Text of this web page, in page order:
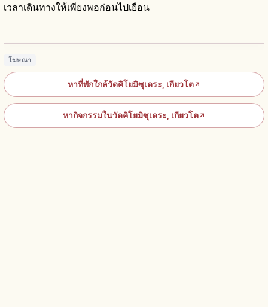
เวลาเดินทางให้เพียงพอก่อนไปเยือน
โฆษณา
หาที่พักใกล้วัดคิโยมิซุเดระ, เกียวโต↗
หากิจกรรมในวัดคิโยมิซุเดระ, เกียวโต↗